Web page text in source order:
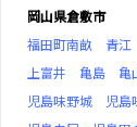
岡山県倉敷市
福田町南畝
青江
上富井
亀島 亀
児島味野城
児島